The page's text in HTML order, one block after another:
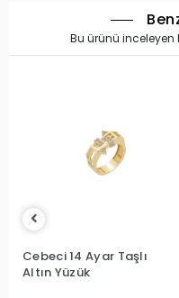
Bu ürünü inceleyen
Cebeci 14 Ayar Taşlı
Altın Yüzük